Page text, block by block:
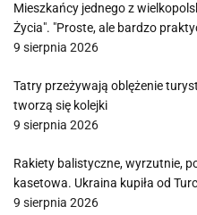
Mieszkańcy jednego z
Życia". "Proste, ale bardzo
9 sierpnia 2026
Tatry przeżywają oblężenie
tworzą się kolejki
9 sierpnia 2026
Rakiety balistyczne, wyrzutnie,
kasetowa. Ukraina kupiła od
9 sierpnia 2026